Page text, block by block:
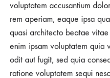
voluptatem accusantium
rem aperiam, eaque ipsa
quasi architecto beatae
enim ipsam voluptatem quia
odit aut fugit, sed quia
ratione voluptatem sequi